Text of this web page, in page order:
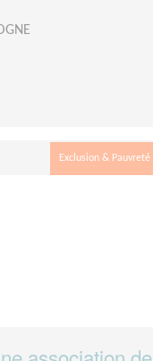
Exclusion & Pauvreté